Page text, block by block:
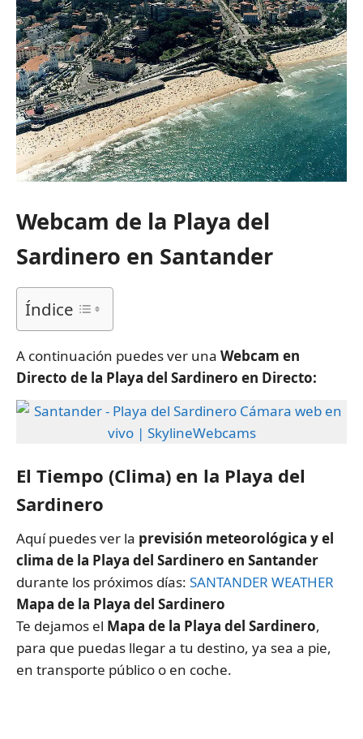
Webcam de la Playa del
Sardinero en Santander
Índice
A continuación puedes ver una Webcam en
Directo de la Playa del Sardinero en Directo:
El Tiempo (Clima) en la Playa del
Sardinero
Aquí puedes ver la previsión meteorológica y el
clima de la Playa del Sardinero en Santander
durante los próximos días: SANTANDER WEATHER
Mapa de la Playa del Sardinero
Te dejamos el Mapa de la Playa del Sardinero,
para que puedas llegar a tu destino, ya sea a pie,
en transporte público o en coche.